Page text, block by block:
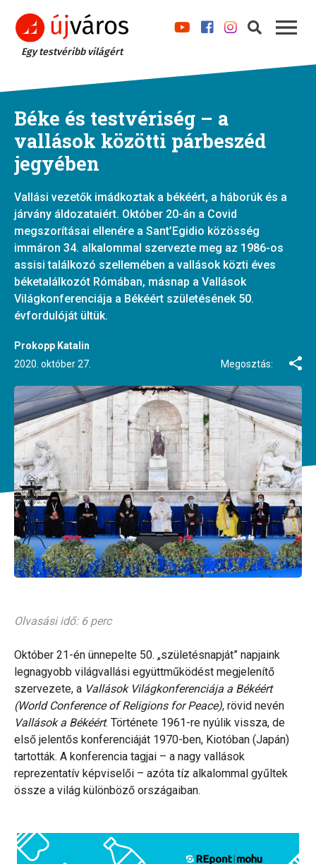
Egy testvéribb világért
Béke és testvériség – a
vallások közötti párbeszéd
jegyében
Vallási vezetők imádkoztak a békéért, a háborúk és a
járvány áldozataiért. Október 20-án a Covid
megszorításai ellenére a Sant’Egidio közösség
immáron 34. alkalommal szervezte meg az 1986-os
assisi találkozó szellemében a vallások közti éves
béketalálkozót Rómában, másnap a Vallások
Világkonferenciája a Békéért születésének 50.
évfordulóját ültük.
Prokopp Katalin
2020. október 27.
Megosztás:
Olvasási idő: 6 perc
Október 21-én ünnepelte 50. „születésnapját” napjaink
legnagyobb világvallási együttműködést megjelenítő
szervezete, a Vallások Világkonferenciája a Békéért
(World Conference of Religions for Peace), rövid nevén
Vallások a Békéért. Története 1961-re nyúlik vissza, de
első jelentős konferenciáját 1970-ben, Kiotóban (Japán)
tartották. A konferencia tagjai – a nagy vallások
reprezentatív képviselői – azóta tíz alkalommal gyűltek
össze a világ különböző országaiban.